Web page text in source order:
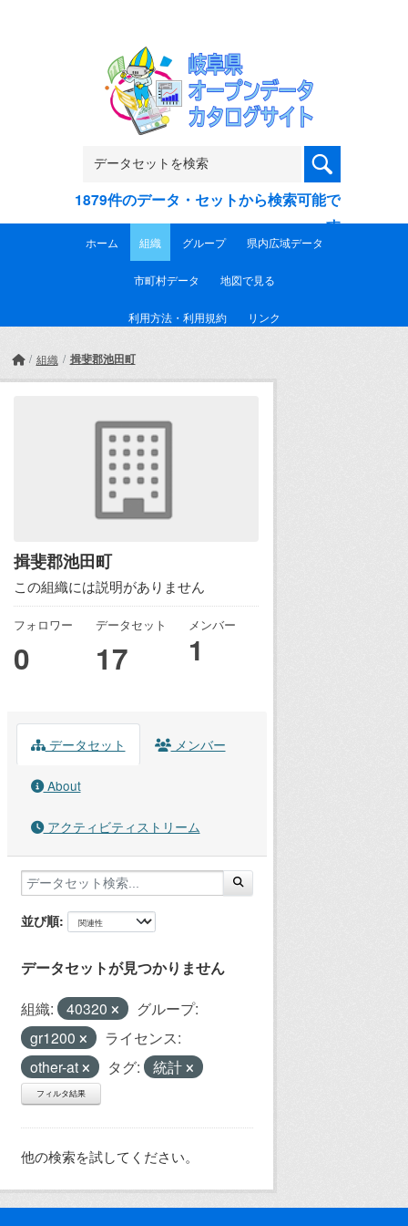
1879件のデータ・セットから検索可能で
す
ホーム 組織 グループ 県内広域データ
市町村データ 地図で見る
利用方法・利用規約 リンク
組織 揖斐郡池田町
揖斐郡池田町
この組織には説明がありません
フォロワー
0
データセット
17
メンバー
1
データセット メンバー
About
アクティビティストリーム
並び順
データセットが見つかりません
組織: 40320
グループ:
gr1200
ライセンス:
other-at
タグ: 統計
フィルタ結果
他の検索を試してください。